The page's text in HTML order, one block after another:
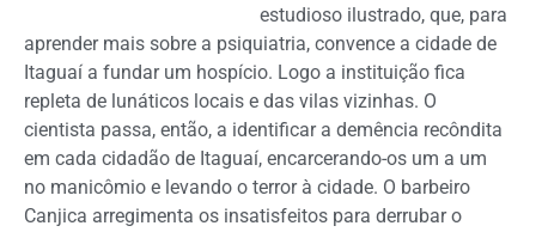
estudioso ilustrado, que, para
aprender mais sobre a psiquiatria, convence a cidade de
Itaguaí a fundar um hospício. Logo a instituição fica
repleta de lunáticos locais e das vilas vizinhas. O
cientista passa, então, a identificar a demência recôndita
em cada cidadão de Itaguaí, encarcerando-os um a um
no manicômio e levando o terror à cidade. O barbeiro
Canjica arregimenta os insatisfeitos para derrubar o